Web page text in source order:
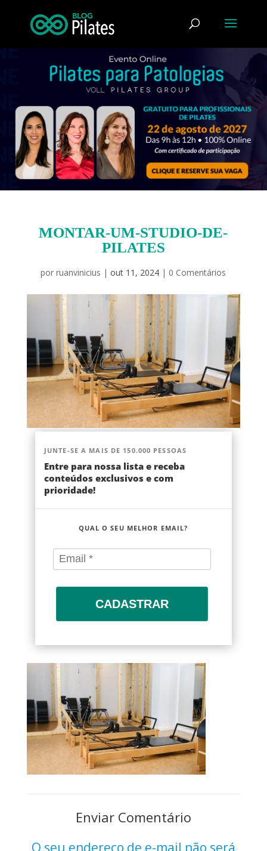
MONTAR-UM-STUDIO-DE-
PILATES
porruanvinicius |out 11, 2024 | 0 Comentários
JUNTE-SE A MAIS DE 150.000 PESSOAS
Entre para nossa lista e receba
conteúdos exclusivos e com
prioridade!
QUAL O SEU MELHOR EMAIL?
CADASTRAR
Enviar Comentário
O seu endereço de e-mail não será